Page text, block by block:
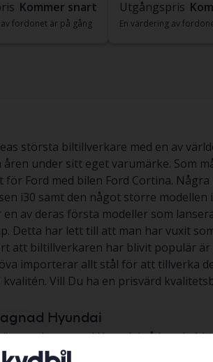
Kommer snart
fordonet är på gång
Utgångspris
En värdering av
största biltillverkare med en av
åren under sitt eget varumärke. Som
för Ford med bilen Ford Cortina.
i30 samt den något större modellen
en av deras första modeller som
Detta har lett till att man har vuxit
att biltillverkaren har blivit populär
importerar allt stål för att tillverka
Vill Du ha en prisvärd
Hyundai
en begagnad Hyundai så har du
När du köper en begagnad bil